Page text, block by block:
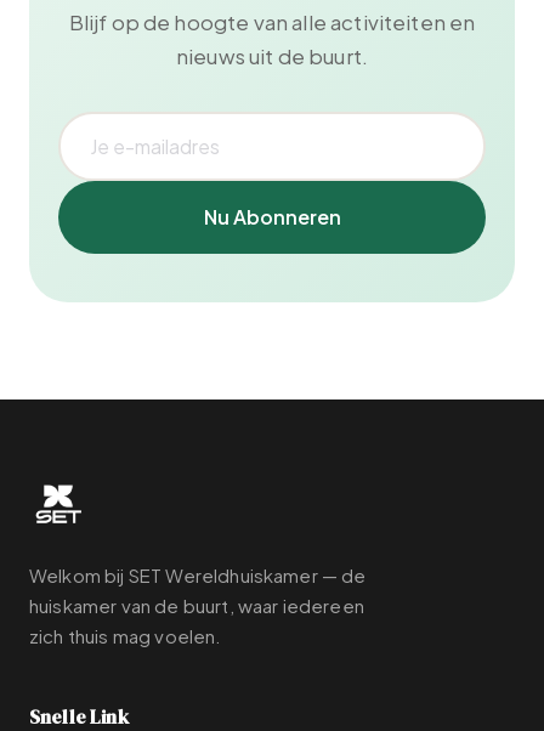
Blijf op de hoogte van alle activiteiten en
nieuws uit de buurt.
Nu Abonneren
Welkom bij SET Wereldhuiskamer — de
huiskamer van de buurt, waar iedereen
zich thuis mag voelen.
Snelle Link